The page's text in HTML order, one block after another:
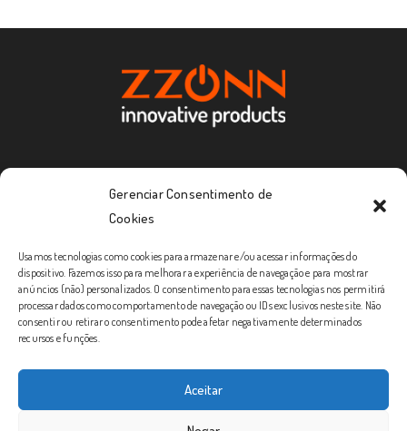
Gerenciar Consentimento de
Cookies
Usamos tecnologias como cookies para armazenar e/ou acessar informações do
dispositivo. Fazemos isso para melhorar a experiência de navegação e para mostrar
anúncios (não) personalizados. O consentimento para essas tecnologias nos permitirá
processar dados como comportamento de navegação ou IDs exclusivos neste site. Não
consentir ou retirar o consentimento pode afetar negativamente determinados
recursos e funções.
Aceitar
Redes Sociais
Contato
Sobre
Onde Comprar